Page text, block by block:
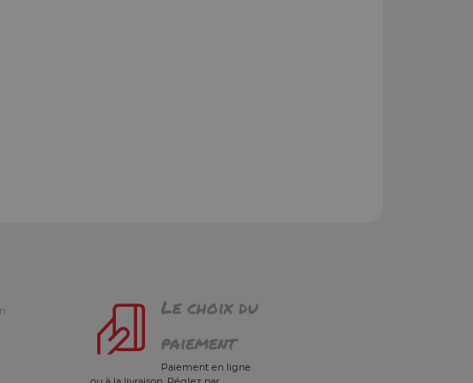
Le choix du
paiement
Paiement en ligne